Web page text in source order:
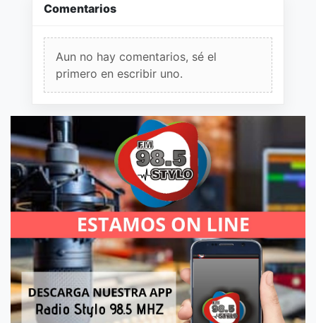
Comentarios
Aun no hay comentarios, sé el
primero en escribir uno.